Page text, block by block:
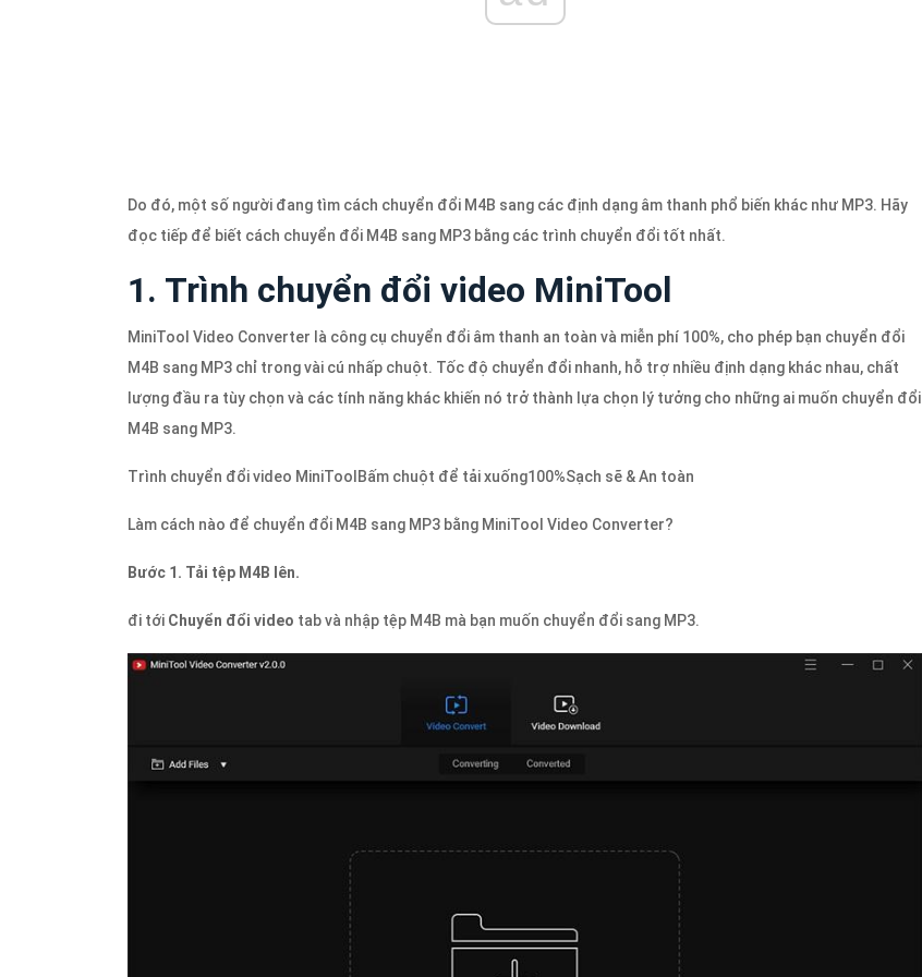
Do đó, một số người đang tìm cách chuyển đổi M4B sang các định dạng âm thanh phổ biến khác như MP3. Hãy
đọc tiếp để biết cách chuyển đổi M4B sang MP3 bằng các trình chuyển đổi tốt nhất.
1. Trình chuyển đổi video MiniTool
MiniTool Video Converter là công cụ chuyển đổi âm thanh an toàn và miễn phí 100%, cho phép bạn chuyển đổi
M4B sang MP3 chỉ trong vài cú nhấp chuột. Tốc độ chuyển đổi nhanh, hỗ trợ nhiều định dạng khác nhau, chất
lượng đầu ra tùy chọn và các tính năng khác khiến nó trở thành lựa chọn lý tưởng cho những ai muốn chuyển đổi
M4B sang MP3.
Trình chuyển đổi video MiniTool Bấm chuột để tải xuống100%Sạch sẽ & An toàn
Làm cách nào để chuyển đổi M4B sang MP3 bằng MiniTool Video Converter?
Bước 1. Tải tệp M4B lên.
đi tới Chuyển đổi video tab và nhập tệp M4B mà bạn muốn chuyển đổi sang MP3.